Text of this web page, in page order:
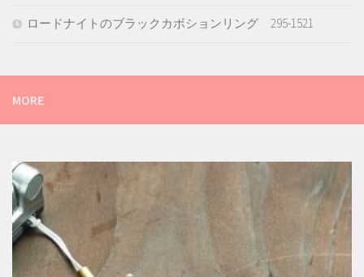
ロードナイトのブラックカボションリング 295-1521
MORE